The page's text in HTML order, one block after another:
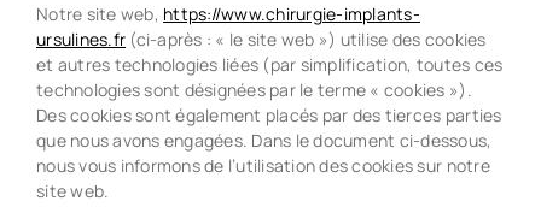
Notre site web, https://www.chirurgie-implants-
ursulines.fr (ci-après : « le site web ») utilise des cookies
et autres technologies liées (par simplification, toutes ces
technologies sont désignées par le terme « cookies »).
Des cookies sont également placés par des tierces parties
que nous avons engagées. Dans le document ci-dessous,
nous vous informons de l’utilisation des cookies sur notre
site web.